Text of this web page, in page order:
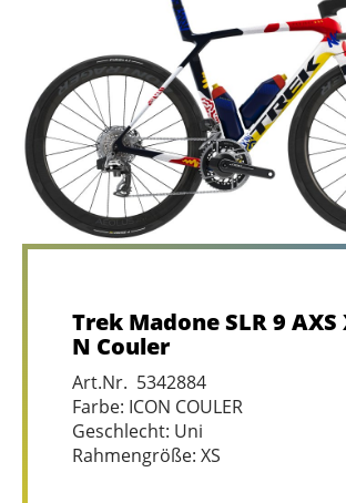
Trek Madone SLR 9 AXS
N Couler
Art.Nr. 5342884
Farbe: ICON COULER
Geschlecht: Uni
Rahmengröße: XS